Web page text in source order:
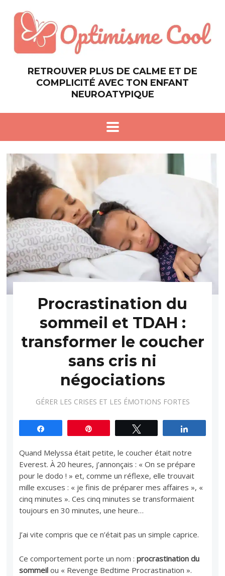
RETROUVER PLUS DE CALME ET DE
COMPLICITÉ AVEC TON ENFANT
NEUROATYPIQUE
Procrastination du
sommeil et TDAH :
transformer le coucher
sans cris ni
négociations
GÉRER LES CRISES ET LES ÉMOTIONS FORTES
Quand Melyssa était petite, le coucher était notre
Everest. À 20 heures, j’annonçais : « On se prépare
pour le dodo ! » et, comme un réflexe, elle trouvait
mille excuses : « je finis de préparer mes affaires », «
cinq minutes ». Ces cinq minutes se transformaient
toujours en 30 minutes, une heure…
J’ai vite compris que ce n’était pas un simple caprice.
Ce comportement porte un nom :procrastination du
sommeil ou « Revenge Bedtime Procrastination ».